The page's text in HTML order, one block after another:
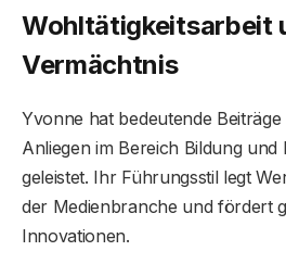
Wohltätigkeitsarbeit
Vermächtnis
Yvonne hat bedeutende
Anliegen im Bereich Bildung und
geleistet. Ihr Führungsstil legt
der Medienbranche und fördert
Innovationen.